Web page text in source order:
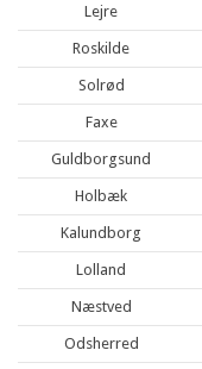
Lejre
Roskilde
Solrød
Faxe
Guldborgsund
Holbæk
Kalundborg
Lolland
Næstved
Odsherred